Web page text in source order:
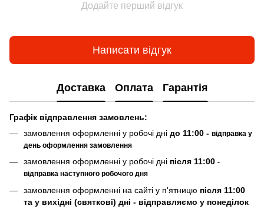
Додайте перший відгук
Написати відгук
Доставка Оплата Гарантія
Графік відправлення замовлень:
замовлення оформленні у робочі дні до 11:00 - відправка у
день оформлення замовлення
замовлення оформленні у робочі дні після 11:00 -
відправка наступного робочого дня
замовлення оформленні на сайті у п'ятницю після 11:00
та у вихідні (святкові) дні - відправляємо у понеділок